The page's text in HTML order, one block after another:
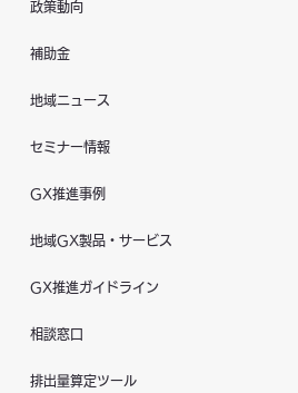
政策動向
補助金
地域ニュース
セミナー情報
GX推進事例
地域GX製品・サービス
GX推進ガイドライン
相談窓口
排出量算定ツール